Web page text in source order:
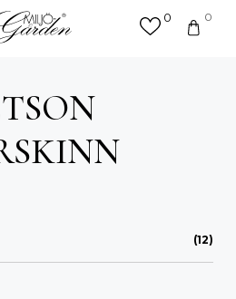
0 0
(12)